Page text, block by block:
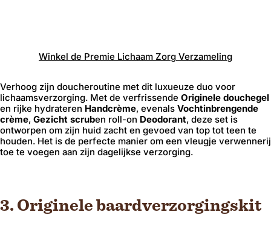
Winkel de Premie Lichaam Zorg Verzameling
Verhoog zijn doucheroutine met dit luxueuze duo voor
lichaamsverzorging. Met de verfrissende Originele douchegel
en rijke hydrateren Handcrème, evenals Vochtinbrengende
crème, Gezicht scruben roll-on Deodorant, deze set is
ontworpen om zijn huid zacht en gevoed van top tot teen te
houden. Het is de perfecte manier om een ​​vleugje verwennerij
toe te voegen aan zijn dagelijkse verzorging.
3. Originele baardverzorgingskit